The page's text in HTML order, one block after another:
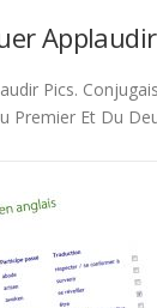
Pics.
Premier Et Du